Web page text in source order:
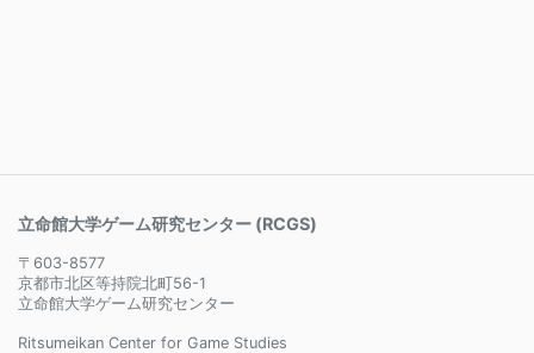
立命館大学ゲーム研究センター (RCGS)
〒603-8577
京都市北区等持院北町56-1
立命館大学ゲーム研究センター
Ritsumeikan Center for Game Studies